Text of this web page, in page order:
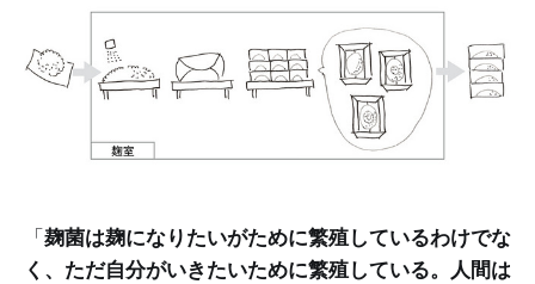
「麹菌は麹になりたいがために繁殖しているわけでな
く、ただ自分がいきたいために繁殖している。人間は